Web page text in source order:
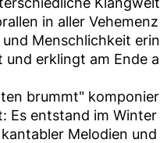
in aller
Menschlichkeit
erklingt am Ende
brummt"
Es entstand im
Melodien